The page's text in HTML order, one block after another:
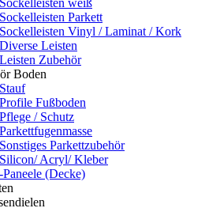
Sockelleisten Parkett
Sockelleisten Vinyl / Laminat / Kork
Diverse Leisten
Leisten Zubehör
Boden
Stauf
Profile Fußboden
Pflege / Schutz
Parkettfugenmasse
Sonstiges Parkettzubehör
Silicon/ Acryl/ Kleber
(Decke)